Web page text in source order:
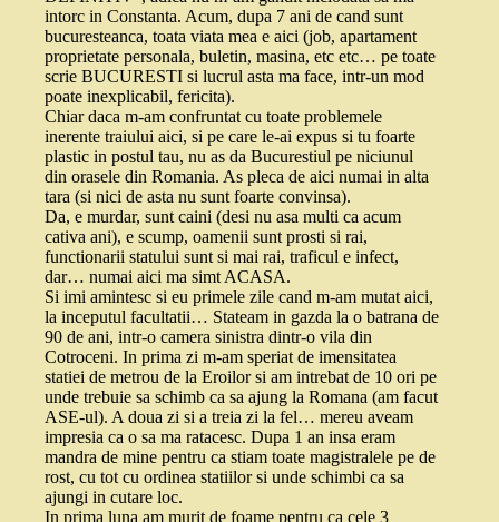
intorc in Constanta. Acum, dupa 7 ani de cand sunt
bucuresteanca, toata viata mea e aici (job, apartament
proprietate personala, buletin, masina, etc etc… pe toate
scrie BUCURESTI si lucrul asta ma face, intr-un mod
poate inexplicabil, fericita).
Chiar daca m-am confruntat cu toate problemele
inerente traiului aici, si pe care le-ai expus si tu foarte
plastic in postul tau, nu as da Bucurestiul pe niciunul
din orasele din Romania. As pleca de aici numai in alta
tara (si nici de asta nu sunt foarte convinsa).
Da, e murdar, sunt caini (desi nu asa multi ca acum
cativa ani), e scump, oamenii sunt prosti si rai,
functionarii statului sunt si mai rai, traficul e infect,
dar… numai aici ma simt ACASA.
Si imi amintesc si eu primele zile cand m-am mutat aici,
la inceputul facultatii… Stateam in gazda la o batrana de
90 de ani, intr-o camera sinistra dintr-o vila din
Cotroceni. In prima zi m-am speriat de imensitatea
statiei de metrou de la Eroilor si am intrebat de 10 ori pe
unde trebuie sa schimb ca sa ajung la Romana (am facut
ASE-ul). A doua zi si a treia zi la fel… mereu aveam
impresia ca o sa ma ratacesc. Dupa 1 an insa eram
mandra de mine pentru ca stiam toate magistralele pe de
rost, cu tot cu ordinea statiilor si unde schimbi ca sa
ajungi in cutare loc.
In prima luna am murit de foame pentru ca cele 3